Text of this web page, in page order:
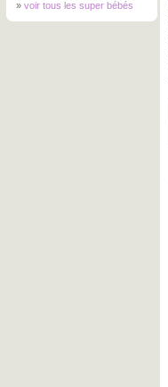
» voir tous les super bébés